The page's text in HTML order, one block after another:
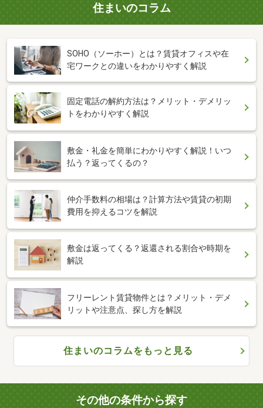
住まいのコラム
SOHO（ソーホー）とは？賃貸オフィスや在
宅ワークとの違いをわかりやすく解説
固定電話の解約方法は？メリット・デメリッ
トをわかりやすく解説
敷金・礼金を簡単にわかりやすく解説！いつ
払う？返ってくるの？
仲介手数料の相場は？計算方法や賃貸の初期
費用を抑えるコツを解説
敷金は返ってくる？返還される割合や時期を
解説
フリーレント賃貸物件とは？メリット・デメ
リットや注意点、探し方を解説
住まいのコラムをもっと見る
その他の条件から探す